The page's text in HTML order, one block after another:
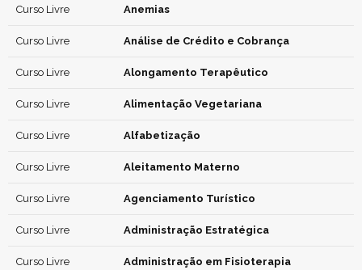
Curso Livre Anemias
Curso Livre Análise de Crédito e Cobrança
Curso Livre Alongamento Terapêutico
Curso Livre Alimentação Vegetariana
Curso Livre Alfabetização
Curso Livre Aleitamento Materno
Curso Livre Agenciamento Turístico
Curso Livre Administração Estratégica
Curso Livre Administração em Fisioterapia